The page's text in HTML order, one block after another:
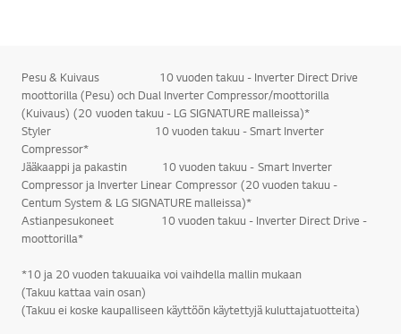
Pesu & Kuivaus 10 vuoden takuu - Inverter Direct Drive
moottorilla (Pesu) och Dual Inverter Compressor/moottorilla
(Kuivaus) (20 vuoden takuu - LG SIGNATURE malleissa)*
Styler 10 vuoden takuu - Smart Inverter
Compressor*
Jääkaappi ja pakastin 10 vuoden takuu - Smart Inverter
Compressor ja Inverter Linear Compressor (20 vuoden takuu -
Centum System & LG SIGNATURE malleissa)*
Astianpesukoneet 10 vuoden takuu - Inverter Direct Drive -
moottorilla*
*10 ja 20 vuoden takuuaika voi vaihdella mallin mukaan
(Takuu kattaa vain osan)
(Takuu ei koske kaupalliseen käyttöön käytettyjä kuluttajatuotteita)